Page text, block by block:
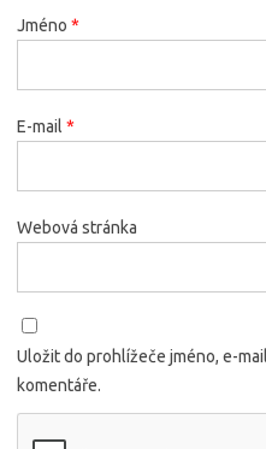
Jméno *
E-mail *
Webová stránka
Uložit do prohlížeče jméno, e-
komentáře.